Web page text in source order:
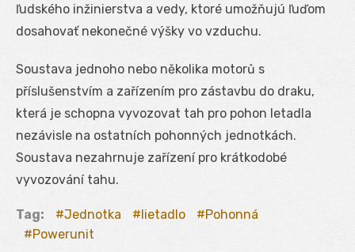
ľudského inžinierstva a vedy, ktoré umožňujú ľuďom
dosahovať nekonečné výšky vo vzduchu.
Soustava jednoho nebo několika motorů s
příslušenstvím a zařízením pro zástavbu do draku,
která je schopna vyvozovat tah pro pohon letadla
nezávisle na ostatních pohonných jednotkách.
Soustava nezahrnuje zařízení pro krátkodobé
vyvozování tahu.
Tag: Jednotka lietadlo
Pohonná
Powerunit